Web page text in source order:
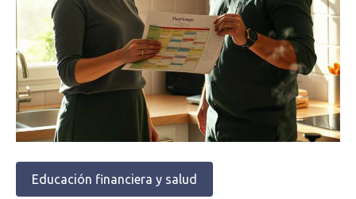
Educación financiera y salud